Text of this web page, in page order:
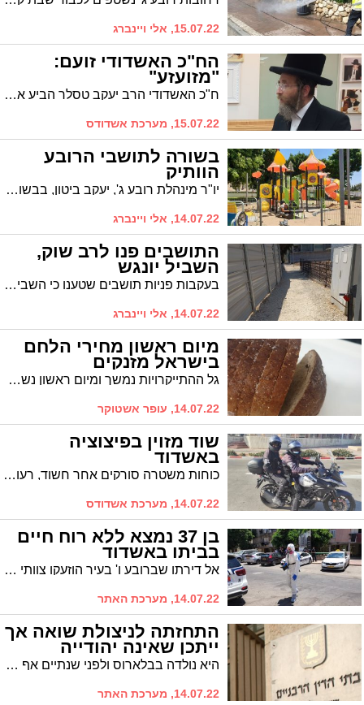
15.07.22, אלי ויינברג
הח"כ האשדודי זועם:
"מזועזע"
ח"כ האשדודי הרב יעקב טסלר הביע אמש מחאתו נגד אלימות המשטרה שהופגנה לאורך יום האתמול כלפי מתפללים בציון ה'אור החיים' . "לא נתפס שאזרחים תמימים נדרשים לחטוף מכות, להיסחב בבוטות ובהשפלה, ללא כל סיבה ראויה"
15.07.22, מערכת אשדודס
בשורה לתושבי הרובע
הוותיק
יו"ר מינהלת רובע ג', יעקב ביטון, בבשורה משמחת לתושבים: הפארקים ברובע יחודשו בהשקעת ענק
14.07.22, אלי ויינברג
התושבים פנו לרב שוק,
השביל יונגש
בעקבות פניות תושבים שטענו כי השביל שברח' שלמה בן יוסף אינו נגיש, יזם הרב שוק פגישה עם חב' חפ"א. בסיומה הוחלט: השביל יונגש
14.07.22, אלי ויינברג
מיום ראשון מחירי הלחם
בישראל מזנקים
גל ההתייקרויות נמשך ומיום ראשון נשלם הרבה יותר עבור כיכר לחם, חלה ועוד. במחיר הלחם האחיד זינוק של 36% במחיר
14.07.22, עופר אשטוקר
שוד מזוין בפיצוציה
באשדוד
כוחות משטרה סורקים אחר חשוד, רעול פנים, ששדד פיצוציה בשדרות מנחם בגין בעיר. לא דווח על נפגעים
14.07.22, מערכת אשדודס
בן 37 נמצא ללא רוח חיים
בביתו באשדוד
אל דירתו שברובע ו' בעיר הוזעקו צוותי זק"א שמטפלים בשעה זו בכבוד המת. כוחות משטרה הגיעו למקום והחלו בבדיקת האירוע, לפי שעה אין חשד לפלילים
14.07.22, מערכת האתר
התחזתה לניצולת שואה אך
ייתכן שאינה יהודייה
היא נולדה בבלארוס ולפני שנתיים אף הצליחה לשכנע את בית המשפט לענייני משפחה באשדוד לתקן את גילה על מנת שתוכל לקבל קצבה כניצולת שואה, אלא שמחוות דעת חדשה עולה כעת כי ייתכן ואיננה יהודייה כלל
14.07.22, מערכת האתר